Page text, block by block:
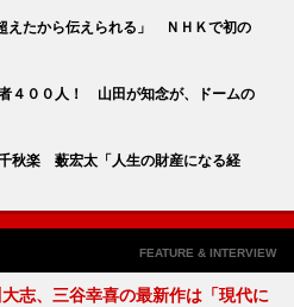
えたから伝えられる」 ＮＨＫで初の
４００人！ 山田が知念が、ドームの
千秋楽 薮宏太「人生の財産になる経
FEATURE & INTERVIEW
志、三谷幸喜の最新作は「現代に